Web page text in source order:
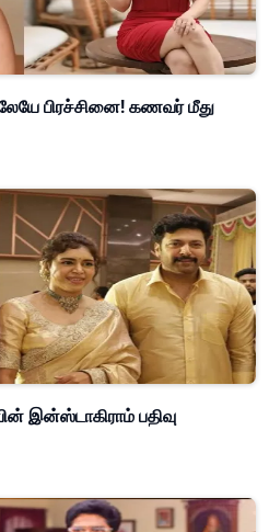
பிரச்சினை! கணவர் மீது
இன்ஸ்டாகிராம் பதிவு